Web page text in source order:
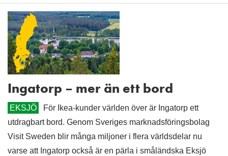
Ingatorp – mer än ett bord
EKSJÖ
För Ikea-kunder världen över är Ingatorp ett
utdragbart bord. Genom Sveriges marknadsföringsbolag
Visit Sweden blir många miljoner i flera världsdelar nu
varse att Ingatorp också är en pärla i småländska Eksjö